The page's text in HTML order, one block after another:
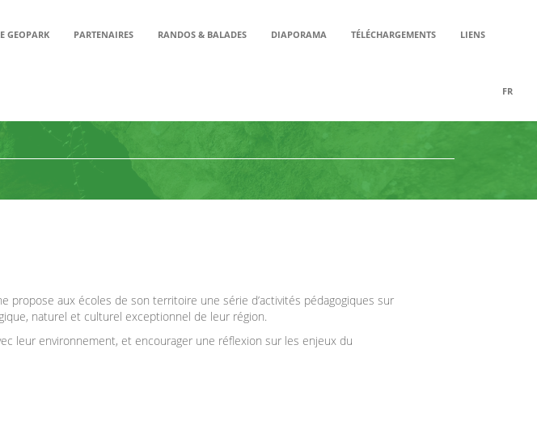
GEOPARK PARTENAIRES RANDOS & BALADES DIAPORAMA TÉLÉCHARGEMENTS LIENS
FR
propose aux écoles de son territoire une série d’activités pédagogiques sur
naturel et culturel exceptionnel de leur région.
leur environnement, et encourager une réflexion sur les enjeux du